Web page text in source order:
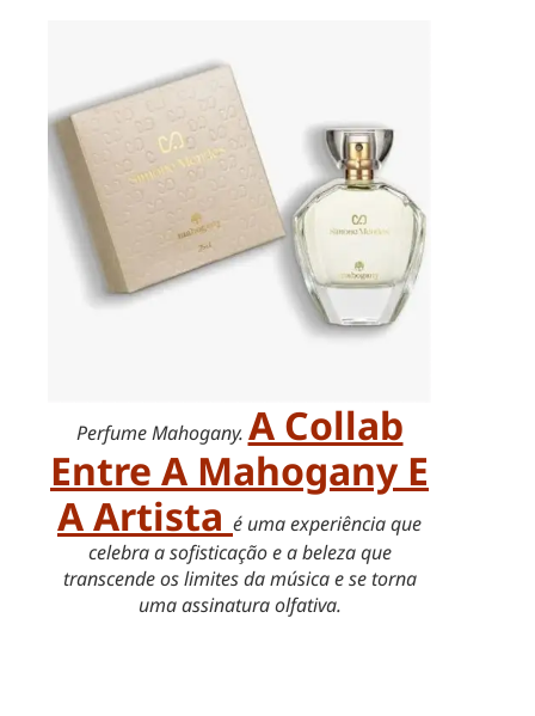
Perfume Mahogany. A Collab
Entre A Mahogany E
A Artista é uma experiência que
celebra a sofisticação e a beleza que
transcende os limites da música e se torna
uma assinatura olfativa.